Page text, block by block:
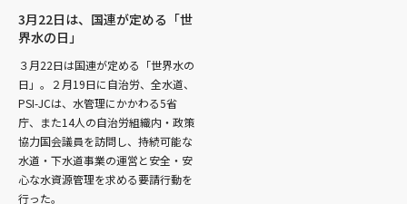
3月22日は、国連が定める「世
界水の日」
３月22日は国連が定める「世界水の
日」。２月19日に自治労、全水道、
PSI-JCは、水管理にかかわる5省
庁、また14人の自治労組織内・政策
協力国会議員を訪問し、持続可能な
水道・下水道事業の運営と安全・安
心な水資源管理を求める要請行動を
行った。